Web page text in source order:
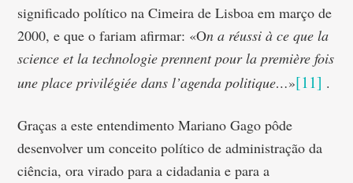
significado político na Cimeira de Lisboa em março de
2000, e que o fariam afirmar: «On a réussi à ce que la
science et la technologie prennent pour la première fois
une place privilégiée dans l’agenda politique…»[11] .
Graças a este entendimento Mariano Gago pôde
desenvolver um conceito político de administração da
ciência, ora virado para a cidadania e para a